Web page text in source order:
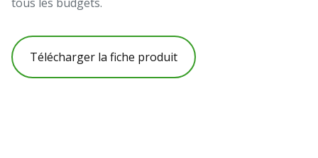
Télécharger la fiche produit